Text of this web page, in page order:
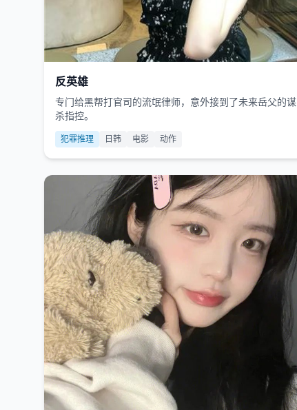
反英雄
专门给黑帮打官司的流氓律师，意外接到了未来岳父的谋
杀指控。
犯罪推理 日韩 电影 动作